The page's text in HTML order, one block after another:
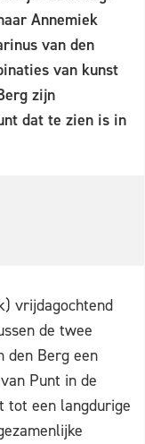
Annemiek
van den
van kunst
zijn
dat te zien is in
vrijdagochtend
de twee
den Berg een
Punt in de
tot een langdurige